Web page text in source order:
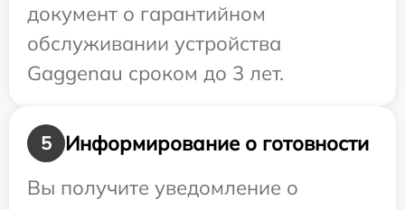
документ о гарантийном
обслуживании устройства
Gaggenau сроком до 3 лет.
5
Информирование о готовности
Вы получите уведомление о